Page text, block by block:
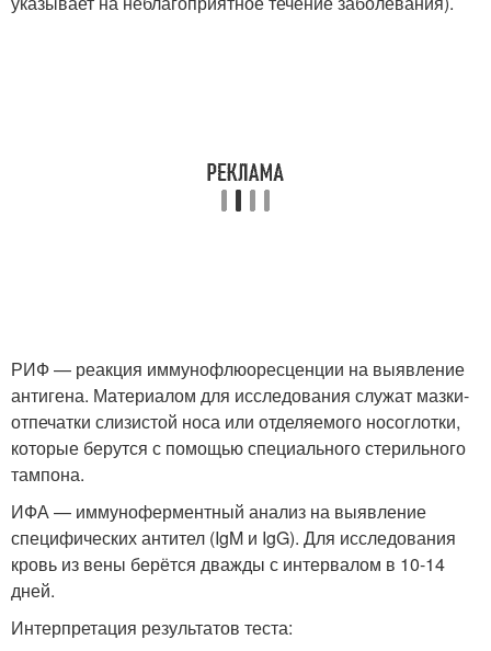
РИФ — реакция иммунофлюоресценции на выявление
антигена. Материалом для исследования служат мазки-
отпечатки слизистой носа или отделяемого носоглотки,
которые берутся с помощью специального стерильного
тампона.
ИФА — иммуноферментный анализ на выявление
специфических антител (IgM и IgG). Для исследования
кровь из вены берётся дважды с интервалом в 10-14
дней.
Интерпретация результатов теста: